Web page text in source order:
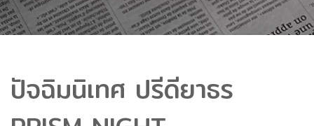
ปัจฉิมนิเทศ ปรีดียาธร